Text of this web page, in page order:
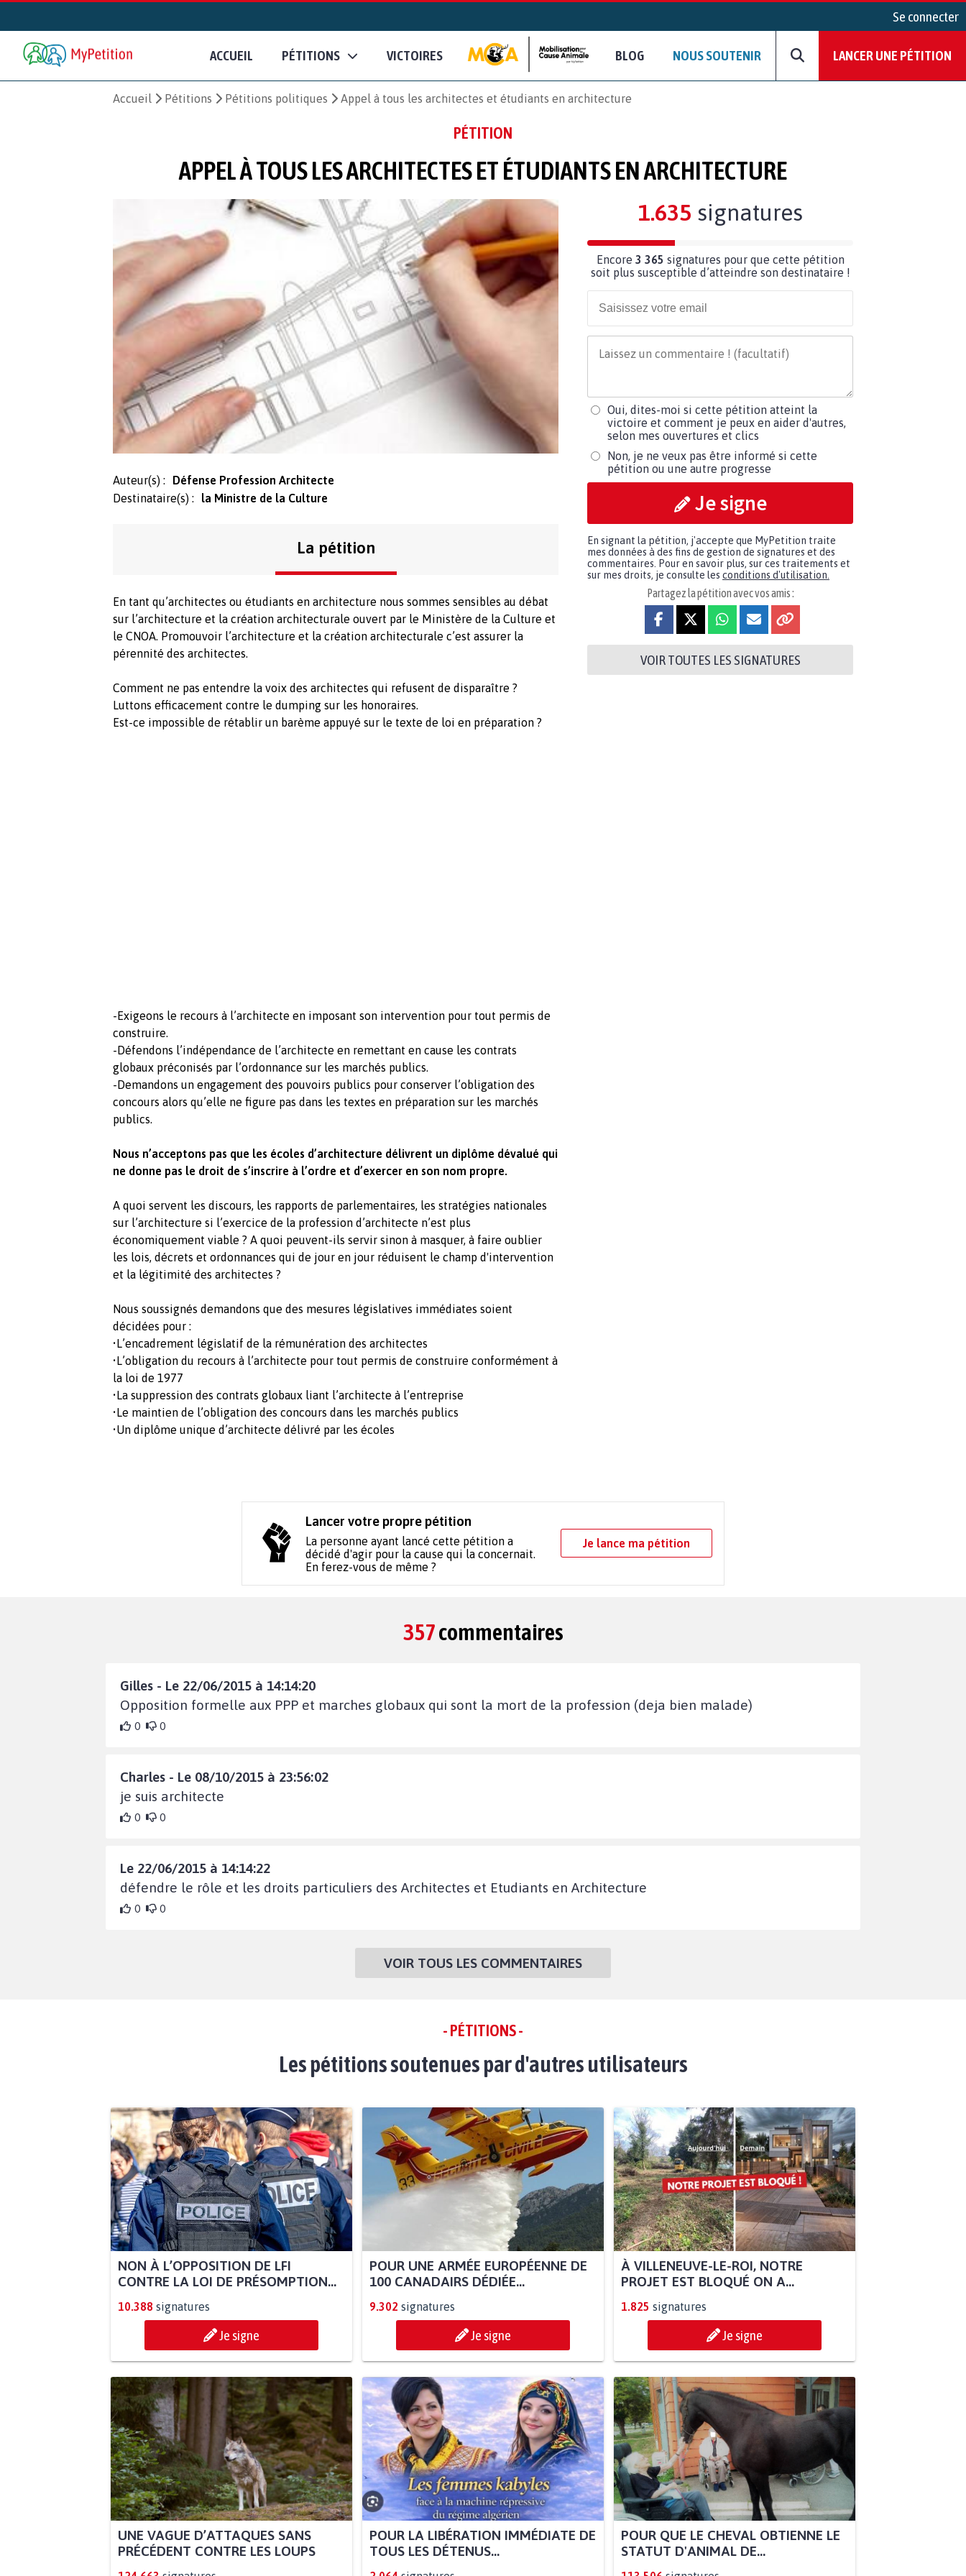
Se connecter
ACCUEIL PÉTITIONS VICTOIRES BLOG NOUS SOUTENIR LANCER UNE PÉTITION
Accueil Pétitions Pétitions politiques Appel à tous les architectes et étudiants en architecture
PÉTITION
APPEL À TOUS LES ARCHITECTES ET ÉTUDIANTS EN ARCHITECTURE
Auteur(s) :
Défense Profession Architecte
Destinataire(s) :
la Ministre de la Culture
La pétition
En tant qu’architectes ou étudiants en architecture nous sommes sensibles au débat
sur l’architecture et la création architecturale ouvert par le Ministère de la Culture et
le CNOA. Promouvoir l’architecture et la création architecturale c’est assurer la
pérennité des architectes.
Comment ne pas entendre la voix des architectes qui refusent de disparaître ?
Luttons efficacement contre le dumping sur les honoraires.
Est-ce impossible de rétablir un barème appuyé sur le texte de loi en préparation ?
-Exigeons le recours à l’architecte en imposant son intervention pour tout permis de
construire.
-Défendons l’indépendance de l’architecte en remettant en cause les contrats
globaux préconisés par l’ordonnance sur les marchés publics.
-Demandons un engagement des pouvoirs publics pour conserver l’obligation des
concours alors qu’elle ne figure pas dans les textes en préparation sur les marchés
publics.
Nous n’acceptons pas que les écoles d’architecture délivrent un diplôme dévalué qui
ne donne pas le droit de s’inscrire à l’ordre et d’exercer en son nom propre.
A quoi servent les discours, les rapports de parlementaires, les stratégies nationales
sur l’architecture si l’exercice de la profession d’architecte n’est plus
économiquement viable ? A quoi peuvent-ils servir sinon à masquer, à faire oublier
les lois, décrets et ordonnances qui de jour en jour réduisent le champ d'intervention
et la légitimité des architectes ?
Nous soussignés demandons que des mesures législatives immédiates soient
décidées pour :
•L’encadrement législatif de la rémunération des architectes
•L’obligation du recours à l’architecte pour tout permis de construire conformément à
la loi de 1977
•La suppression des contrats globaux liant l’architecte à l’entreprise
•Le maintien de l’obligation des concours dans les marchés publics
•Un diplôme unique d’architecte délivré par les écoles
1.635 signatures
Encore 3 365 signatures pour que cette pétition
soit plus susceptible d’atteindre son destinataire !
Oui, dites-moi si cette pétition atteint la
victoire et comment je peux en aider d'autres,
selon mes ouvertures et clics
Non, je ne veux pas être informé si cette
pétition ou une autre progresse
Je signe
En signant la pétition, j'accepte que MyPetition traite
mes données à des fins de gestion de signatures et des
commentaires. Pour en savoir plus, sur ces traitements et
sur mes droits, je consulte les conditions d'utilisation.
Partagez la pétition avec vos amis :
VOIR TOUTES LES SIGNATURES
Lancer votre propre pétition
La personne ayant lancé cette pétition a
décidé d'agir pour la cause qui la concernait.
En ferez-vous de même ?
Je lance ma pétition
357commentaires
Gilles - Le 22/06/2015 à 14:14:20
Opposition formelle aux PPP et marches globaux qui sont la mort de la profession (deja bien malade)
0 0
Charles - Le 08/10/2015 à 23:56:02
je suis architecte
0 0
Le 22/06/2015 à 14:14:22
défendre le rôle et les droits particuliers des Architectes et Etudiants en Architecture
0 0
VOIR TOUS LES COMMENTAIRES
- PÉTITIONS -
Les pétitions soutenues par d'autres utilisateurs
NON À L’OPPOSITION DE LFI
CONTRE LA LOI DE PRÉSOMPTION...
10.388 signatures
Je signe
POUR UNE ARMÉE EUROPÉENNE DE
100 CANADAIRS DÉDIÉE...
9.302 signatures
Je signe
À VILLENEUVE-LE-ROI, NOTRE
PROJET EST BLOQUÉ ON A...
1.825 signatures
Je signe
UNE VAGUE D’ATTAQUES SANS
PRÉCÉDENT CONTRE LES LOUPS
POUR LA LIBÉRATION IMMÉDIATE DE
TOUS LES DÉTENUS...
POUR QUE LE CHEVAL OBTIENNE LE
STATUT D'ANIMAL DE...